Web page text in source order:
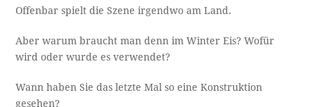
Offenbar spielt die Szene irgendwo am Land.
Aber warum braucht man denn im Winter Eis? Wofür
wird oder wurde es verwendet?
Wann haben Sie das letzte Mal so eine Konstruktion
gesehen?